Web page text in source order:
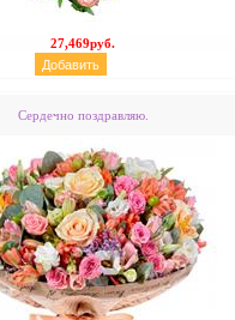
27,469руб.
Сердечно поздравляю.